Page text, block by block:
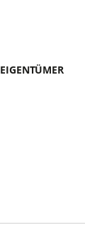
EIGENTÜMER